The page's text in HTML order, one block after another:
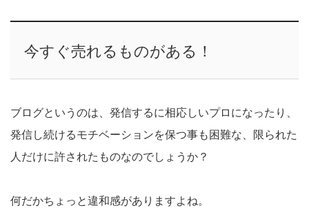
今すぐ売れるものがある！
ブログというのは、発信するに相応しいプロになったり、
発信し続けるモチベーションを保つ事も困難な、限られた
人だけに許されたものなのでしょうか？
何だかちょっと違和感がありますよね。